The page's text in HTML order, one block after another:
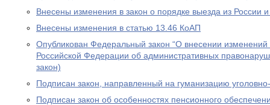
Внесены изменения в закон о порядке выезда из России
Внесены изменения в статью 13.46 КоАП
Опубликован Федеральный закон “О внесении изменений
Российской Федерации об административных
закон)
Подписан закон, направленный на гуманизацию
Подписан закон об особенностях пенсионного